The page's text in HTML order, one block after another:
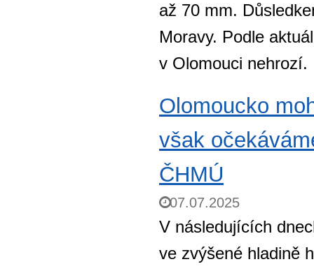
až 70 mm.
Moravy. Podle
v Olomouci nehrozí.
Olomoucko
však
ČHMÚ
07.07.2025
V následujících
ve zvýšené hladině